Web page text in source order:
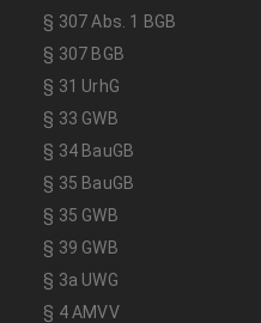
§ 307 Abs. 1 BGB
§ 307 BGB
§ 31 UrhG
§ 33 GWB
§ 34 BauGB
§ 35 BauGB
§ 35 GWB
§ 39 GWB
§ 3a UWG
§ 4 AMVV